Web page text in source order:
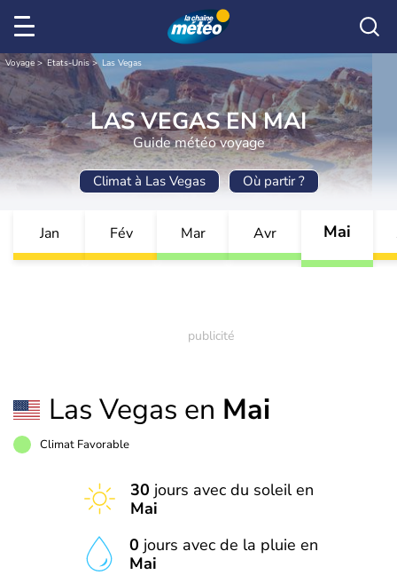
Voyage Etats-Unis Las Vegas
LAS VEGAS EN MAI
Guide météo voyage
Climat à Las Vegas Où partir ?
Jan Fév Mar Avr Mai
Las Vegas en Mai
Climat Favorable
30 jours avec du soleil en
Mai
0 jours avec de la pluie en
Mai